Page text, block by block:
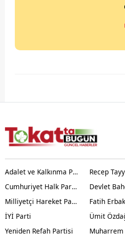
Adalet ve Kalkınma Partisi
Cumhuriyet Halk Partisi
Milliyetçi Hareket Partisi
İYİ Parti
Yeniden Refah Partisi
Recep
Devlet
Fatih
Ümit
Muharrem